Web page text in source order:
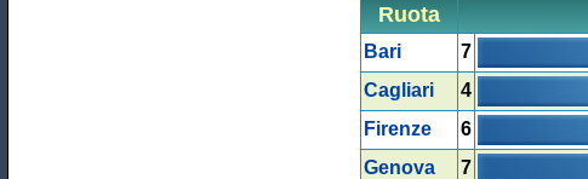
Ruota
Bari
7
Cagliari
4
Firenze
6
Genova
7